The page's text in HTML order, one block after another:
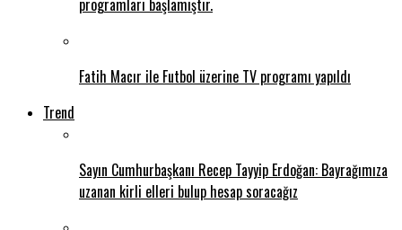
programları başlamıştır.
Fatih Macır ile Futbol üzerine TV programı yapıldı
Trend
Sayın Cumhurbaşkanı Recep Tayyip Erdoğan: Bayrağımıza
uzanan kirli elleri bulup hesap soracağız